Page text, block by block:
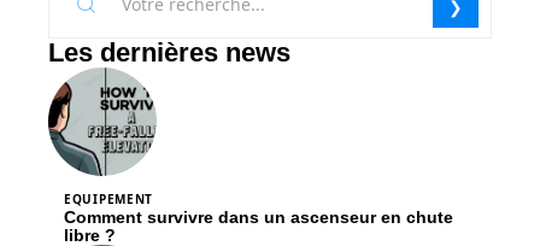
Les dernières news
EQUIPEMENT
Comment survivre dans un ascenseur en chute
libre ?